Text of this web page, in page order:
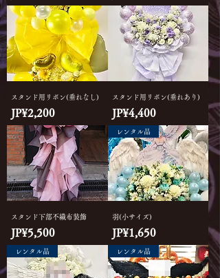
スタンド用リボン(垂れなし)
價格
JP¥2,200
スタンド用リボン(垂れあり)
價格
JP¥4,400
スタンド下部不織布装飾
價格
JP¥5,500
レンタル品
羽(小サイズ)
價格
JP¥1,650
レンタル品 レンタル品